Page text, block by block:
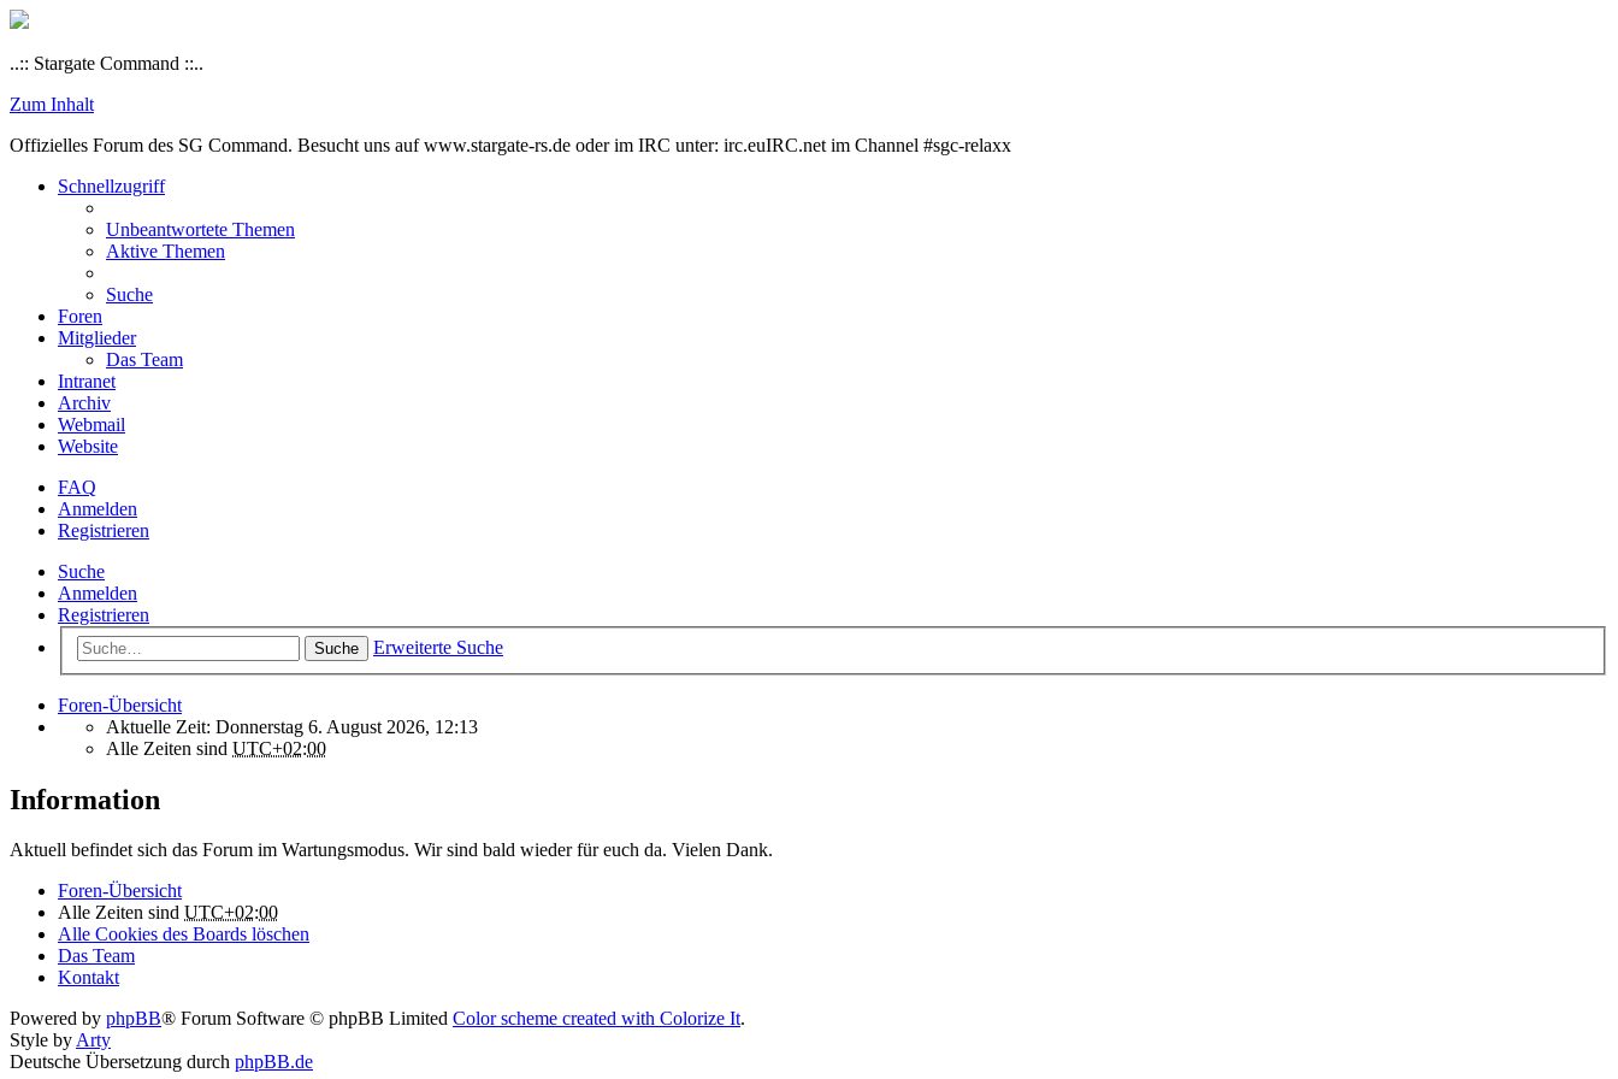
..:: Stargate Command ::..
Zum Inhalt
Offizielles Forum des SG Command. Besucht uns auf www.stargate-rs.de oder im IRC unter: irc.euIRC.net im Channel #sgc-relaxx
Schnellzugriff
Unbeantwortete Themen
Aktive Themen
Suche
Foren
Mitglieder
Das Team
Intranet
Archiv
Webmail
Website
FAQ
Anmelden
Registrieren
Suche
Anmelden
Registrieren
Suche Erweiterte Suche
Foren-Übersicht
Aktuelle Zeit: Donnerstag 6. August 2026, 12:13
Alle Zeiten sind UTC+02:00
Information
Aktuell befindet sich das Forum im Wartungsmodus. Wir sind bald wieder für euch da. Vielen Dank.
Foren-Übersicht
Alle Zeiten sind UTC+02:00
Alle Cookies des Boards löschen
Das Team
Kontakt
Powered by phpBB® Forum Software © phpBB Limited Color scheme created with Colorize It.
Style byArty
Deutsche Übersetzung durch phpBB.de